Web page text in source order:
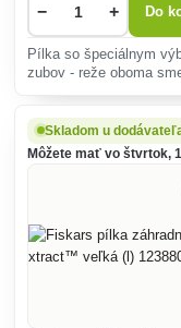
− + Do
Pílka so špeciálnym
zubov - reže oboma
10 - 20 cm.
Skladom u
Môžete mať vo štvrtok,